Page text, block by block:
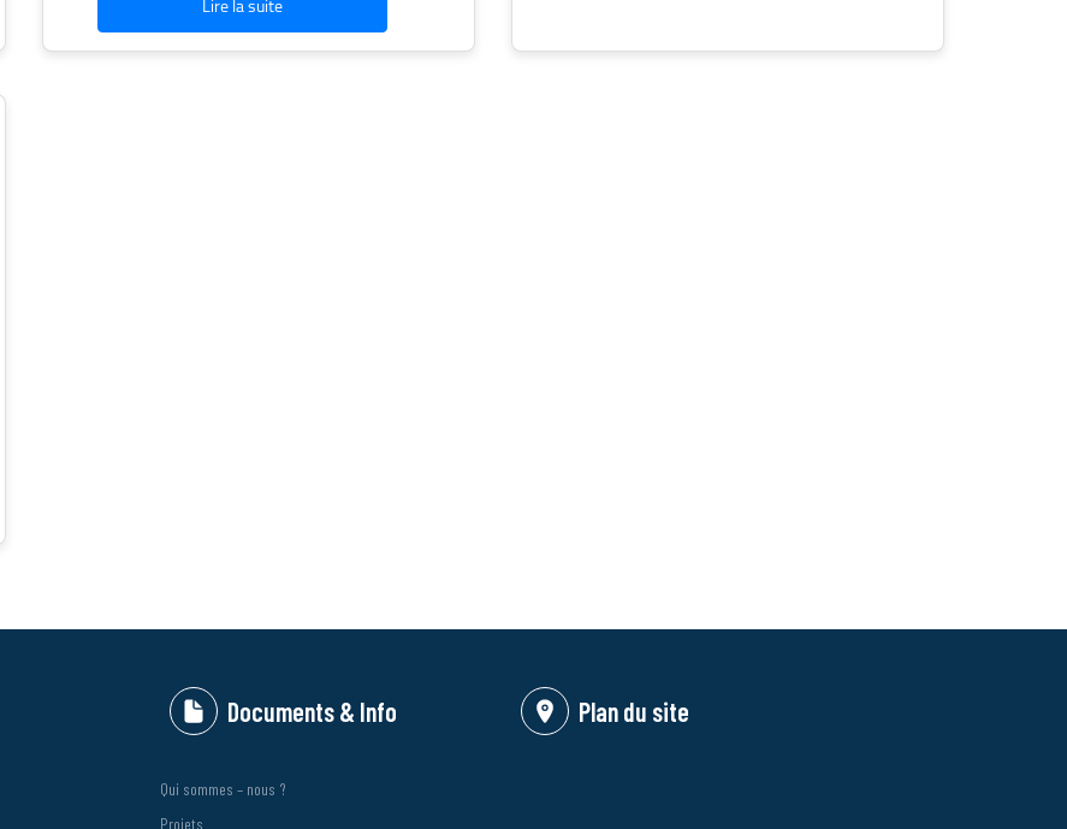
Documents & Info
Qui sommes – nous ?
Projets
Plan du site